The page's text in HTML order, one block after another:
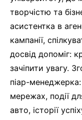
творчістю та
асистентка в
кампанії,
досвід допоміг:
зачіпити увагу.
піар-
мережах, події
авто, історії